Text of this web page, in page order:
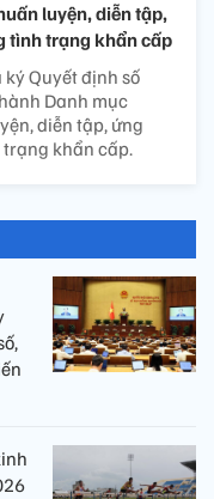
luyện, diễn tập,
tình trạng khẩn cấp
Quyết định số
Danh mục
diễn tập, ứng
khẩn cấp.